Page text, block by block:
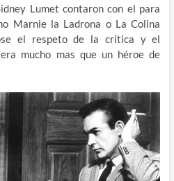
Lumet contaron con el para
Marnie la Ladrona o La Colina
el respeto de la critica y el
mucho mas que un héroe de